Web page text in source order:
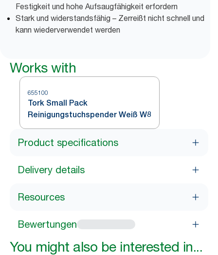
Festigkeit und hohe Aufsaugfähigkeit erfordern
Stark und widerstandsfähig – Zerreißt nicht schnell und
kann wiederverwendet werden
Works with
655100
Tork Small Pack
Reinigungstuchspender Weiß W8
Product specifications
Delivery details
Resources
Bewertungen
You might also be interested in...